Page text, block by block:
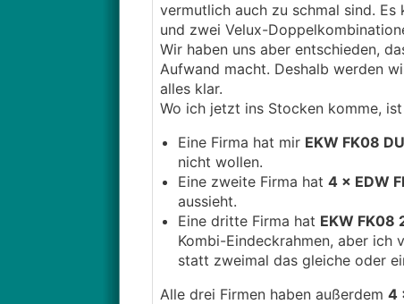
vermutlich auch zu schmal sind.
und zwei Velux-
Wir haben uns aber entschieden,
Aufwand macht. Deshalb werden
alles klar.
Wo ich jetzt ins Stocken komme,
Eine Firma hat mir EKW FK08
nicht wollen.
Eine zweite Firma hat 4 × EDW
aussieht.
Eine dritte Firma hat EKW FK08
Kombi-Eindeckrahmen, aber ich
statt zweimal das gleiche oder
Alle drei Firmen haben außerdem 4